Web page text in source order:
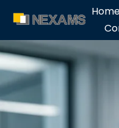
NEXAMS